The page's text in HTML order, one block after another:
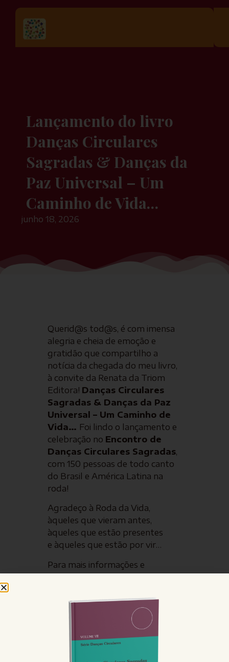
Lançamento do livro
Danças Circulares
Sagradas & Danças da
Paz Universal – Um
Caminho de Vida…
junho 18, 2026
Querid@s tod@s, é com imensa
alegria e cheia de emoção e
gratidão que compartilho a
notícia da chegada do meu livro,
à convite da Renata da Triom
Editora! Danças Circulares
Sagradas & Danças da Paz
Universal – Um Caminho de
Vida… Foi lindo o lançamento e
celebração no Encontro de
Danças Circulares Sagradas,
com 150 pessoas de todo canto
do Brasil e América Latina na
roda!
Agradeço à Roda da Vida,
àqueles que vieram antes,
àqueles que estão presentes
e àqueles que estão por vir…
Para mais informações e
aquisição do livro,entre em